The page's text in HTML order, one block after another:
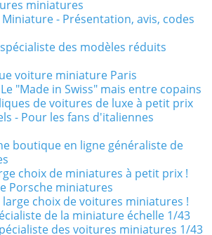
miniatures
- Présentation, avis, codes
des modèles réduits
voiture miniature Paris
"Made in Swiss" mais entre copains
de voitures de luxe à petit prix
- Pour les fans d'italiennes
boutique en ligne généraliste de
choix de miniatures à petit prix !
Porsche miniatures
choix de voitures miniatures !
de la miniature échelle 1/43
des voitures miniatures 1/43